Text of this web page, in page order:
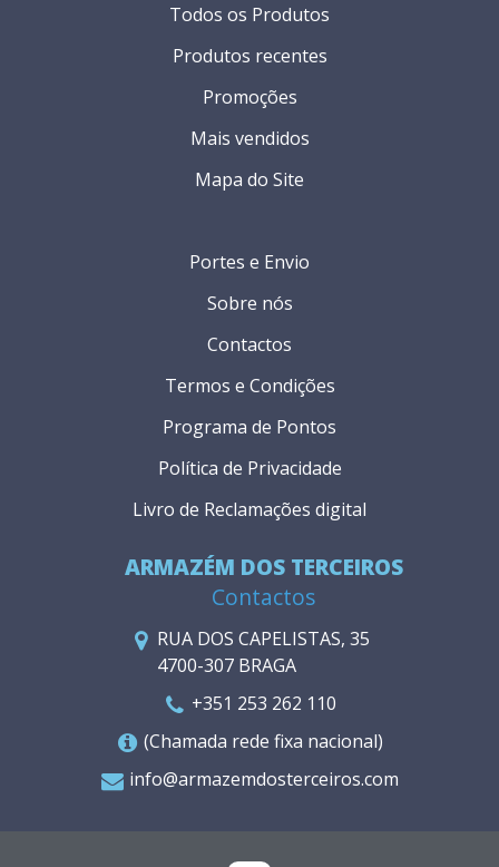
ARMAZÉM DOS TERCEIROS
Contactos
RUA DOS CAPELISTAS, 35
4700-307 BRAGA
+351 253 262 110
(Chamada rede fixa nacional)
info@armazemdosterceiros.com
Portes e Envio
Sobre nós
Contactos
Termos e Condições
Programa de Pontos
Política de Privacidade
Livro de Reclamações digital
Todos os Produtos
Produtos recentes
Promoções
Mais vendidos
Mapa do Site